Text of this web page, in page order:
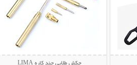
چکش طلایی چند کاره LIMA